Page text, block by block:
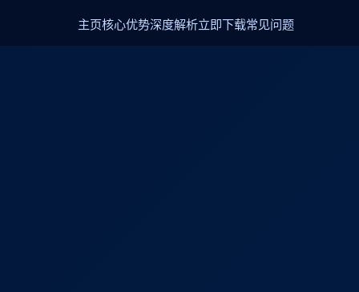
主页核心优势深度解析立即下载常见问题